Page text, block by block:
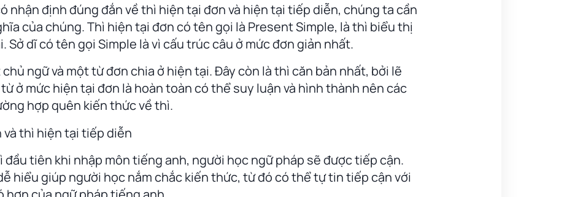
nhận định đúng đắn về thì hiện tại đơn và hiện tại tiếp diễn, chúng ta cần
của chúng. Thì hiện tại đơn có tên gọi là Present Simple, là thì biểu thị
Sở dĩ có tên gọi Simple là vì cấu trúc câu ở mức đơn giản nhất.
ngữ và một từ đơn chia ở hiện tại. Đây còn là thì căn bản nhất, bởi lẽ
ở mức hiện tại đơn là hoàn toàn có thể suy luận và hình thành nên các
hợp quên kiến thức về thì.
đầu tiên khi nhập môn tiếng anh, người học ngữ pháp sẽ được tiếp cận.
hiểu giúp người học nắm chắc kiến thức, từ đó có thể tự tin tiếp cận với